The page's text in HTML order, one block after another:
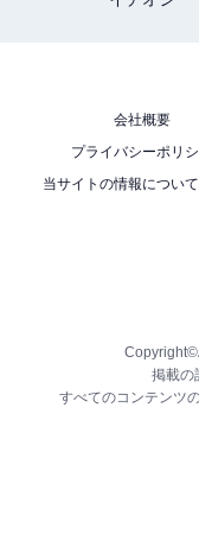
会社概要
プライバシーポリ
当サイトの情報につい
掲載の
すべてのコンテンツ